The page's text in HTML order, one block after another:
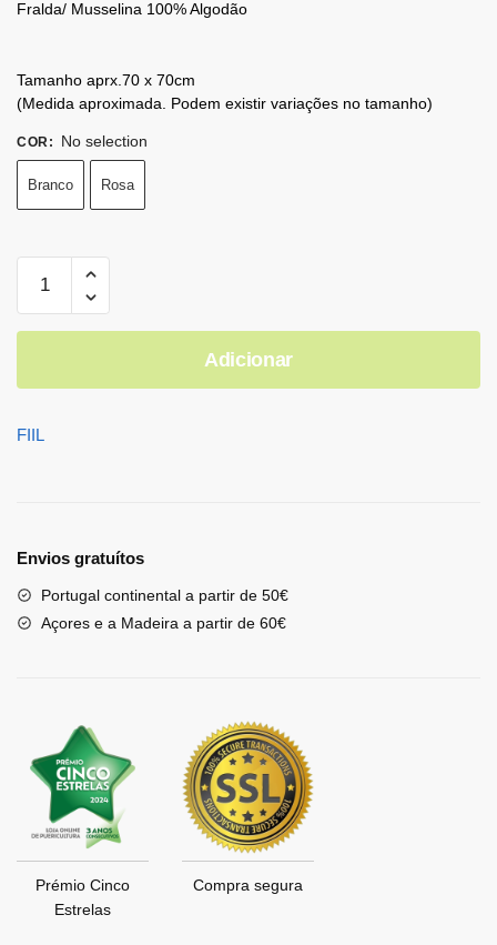
Fralda/ Musselina 100% Algodão
Tamanho aprx.70 x 70cm
(Medida aproximada. Podem existir variações no tamanho)
COR: No selection
Branco Rosa
Adicionar
FIIL
Envios gratuítos
Portugal continental a partir de 50€
Açores e a Madeira a partir de 60€
Prémio Cinco
Estrelas
Compra segura